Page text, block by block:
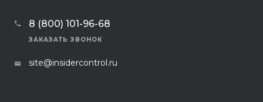
8 (800) 101-96-68
ЗАКАЗАТЬ ЗВОНОК
site@insidercontrol.ru